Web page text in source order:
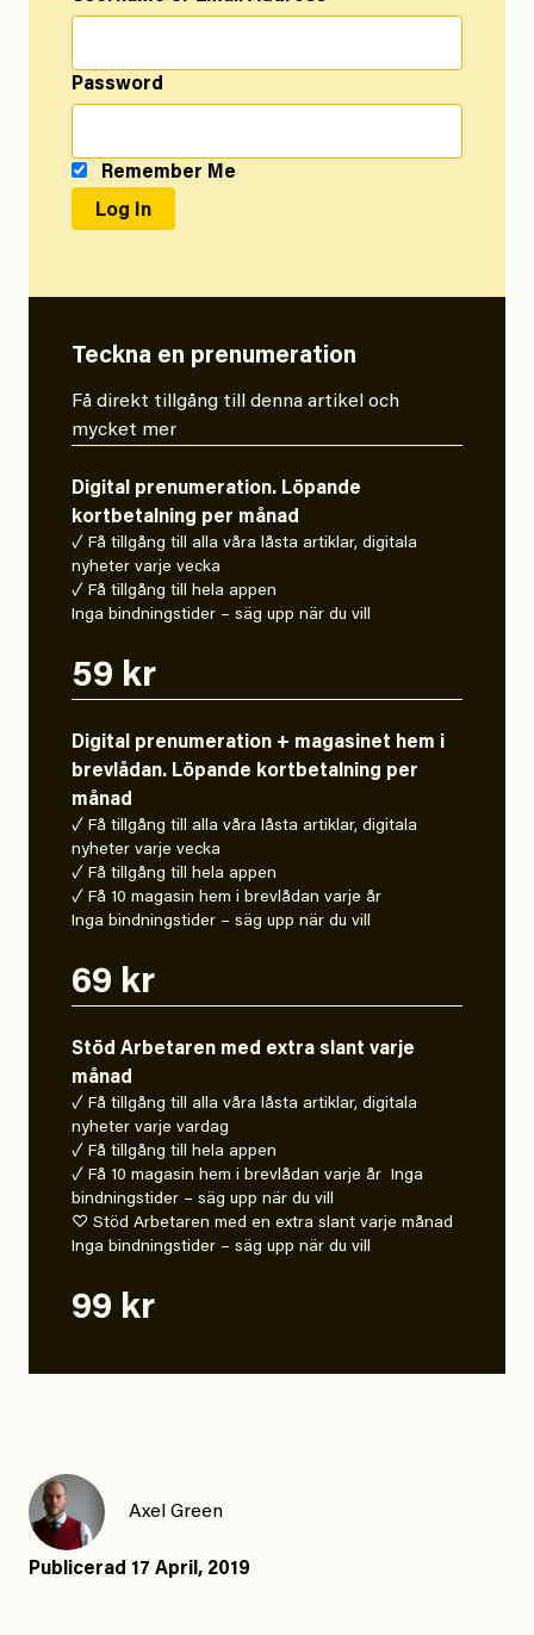
Password
Remember Me
Teckna en prenumeration
Få direkt tillgång till denna artikel och
mycket mer
Digital prenumeration. Löpande
kortbetalning per månad
✓ Få tillgång till alla våra låsta artiklar, digitala
nyheter varje vecka
✓ Få tillgång till hela appen
Inga bindningstider – säg upp när du vill
59 kr
Digital prenumeration + magasinet hem i
brevlådan. Löpande kortbetalning per
månad
✓ Få tillgång till alla våra låsta artiklar, digitala
nyheter varje vecka
✓ Få tillgång till hela appen
✓ Få 10 magasin hem i brevlådan varje år
Inga bindningstider – säg upp när du vill
69 kr
Stöd Arbetaren med extra slant varje
månad
✓ Få tillgång till alla våra låsta artiklar, digitala
nyheter varje vardag
✓ Få tillgång till hela appen
✓ Få 10 magasin hem i brevlådan varje år Inga
bindningstider – säg upp när du vill
♡ Stöd Arbetaren med en extra slant varje månad
Inga bindningstider – säg upp när du vill
99 kr
Axel Green
Publicerad 17 April, 2019